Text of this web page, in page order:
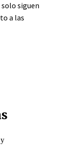
siguen
a las